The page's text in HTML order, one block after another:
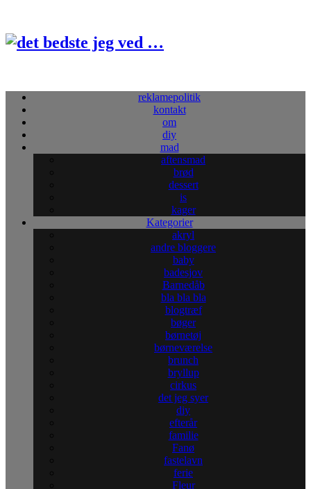
reklamepolitik
kontakt
om
diy
mad
aftensmad
brød
dessert
is
kager
Kategorier
akryl
andre bloggere
baby
badesjov
Barnedåb
bla bla bla
blogtræf
bøger
børnetøj
børneværelse
brunch
bryllup
cirkus
det jeg syer
diy
efterår
familie
Fanø
fastelavn
ferie
Fleur